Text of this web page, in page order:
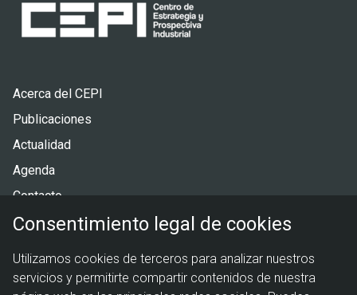
Pie
de
Acerca del CEPI
Publicaciones
Actualidad
Agenda
Contacto
legal
Política de cookies
Aviso legal
Consentimiento legal de cookies
Utilizamos cookies de terceros para analizar nuestros
servicios y permitirte compartir contenidos de nuestra